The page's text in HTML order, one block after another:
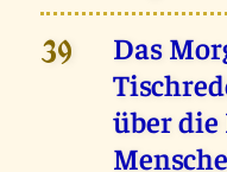
39
Das
über